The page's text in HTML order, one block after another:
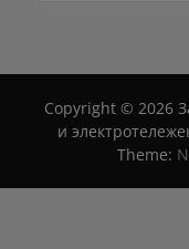
Copyright © 2026
и
Theme: